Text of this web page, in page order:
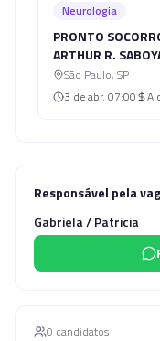
Neurologia
PRONTO
ARTHUR R.
São Paulo, SP
3 de abr. 07:00 A
Responsável pela
Gabriela / Patricia
0 candidatos